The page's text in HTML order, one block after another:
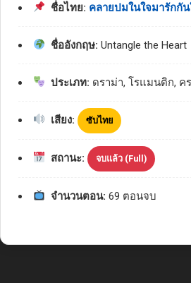
ชื่อไทย: คลายปมในใจมารักกั
ชื่ออังกฤษ: Untangle the Heart
ประเภท: ดราม่า, โรแมนติก, ค
เสียง: ซับไทย
สถานะ: จบแล้ว (Full)
จำนวนตอน: 69 ตอนจบ